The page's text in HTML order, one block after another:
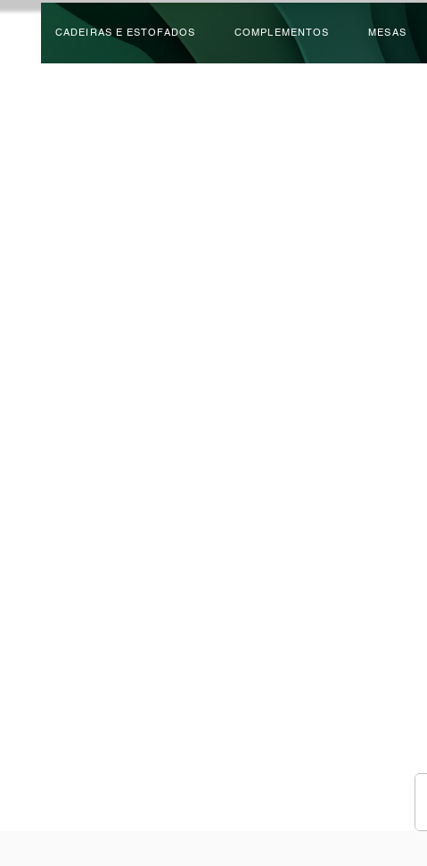
CADEIRAS E ESTOFADOS COMPLEMENTOS MESAS